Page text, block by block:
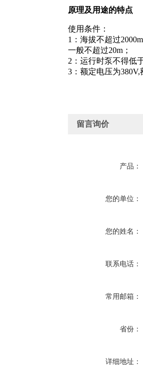
原理及用途的特点
使用条件：
1：海拔不超过
一般不超过20m；
2：运行时泵不得低
3：额定电压为
留言询价
产品：
您的单位：
您的姓名：
联系电话：
常用邮箱：
省份：
详细地址：